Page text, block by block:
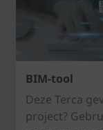
BIM-tool
Deze Terca
project?